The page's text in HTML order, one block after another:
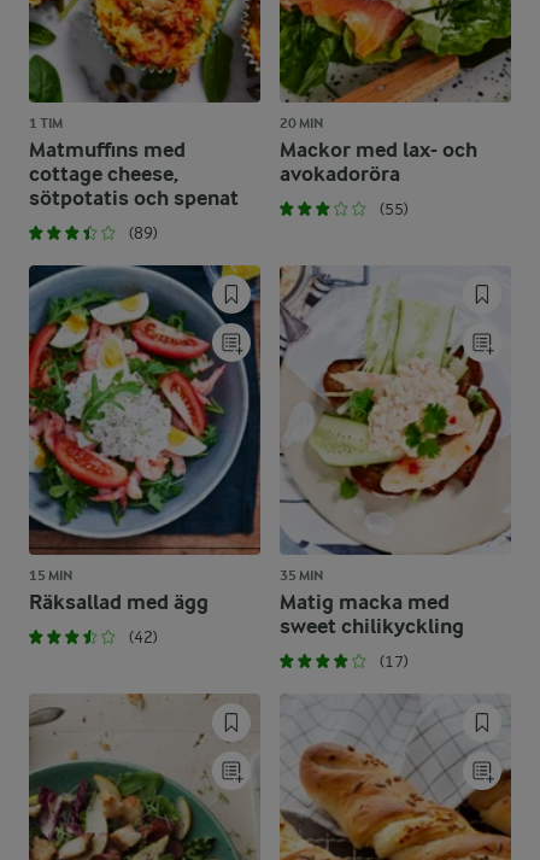
1 TIM
Matmuffins med
cottage cheese,
sötpotatis och spenat
(89)
20 MIN
Mackor med lax- och
avokadoröra
(55)
15 MIN
Räksallad med ägg
(42)
35 MIN
Matig macka med
sweet chilikyckling
(17)